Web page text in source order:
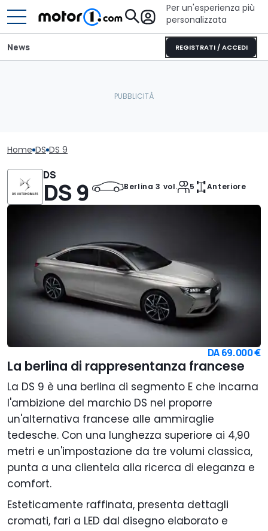
Per un'esperienza più
personalizzata
REGISTRATI / ACCEDI
News
Home DS DS 9
DS
DS 9 Berlina 3 vol. 5 Anteriore
DA69.000 €
La berlina di rappresentanza francese
La DS 9 è una berlina di segmento E che incarna
l'ambizione del marchio DS nel proporre
un'alternativa francese alle ammiraglie
tedesche. Con una lunghezza superiore ai 4,90
metri e un'impostazione da tre volumi classica,
punta a una clientela alla ricerca di eleganza e
comfort.
Esteticamente raffinata, presenta dettagli
cromati, fari a LED dal disegno elaborato e